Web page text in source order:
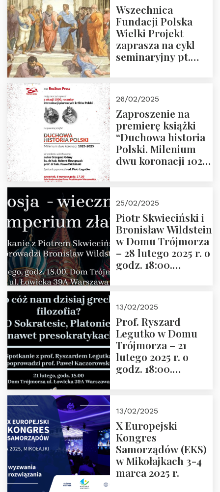
Wszechnica
Fundacji Polska
Wielki Projekt
zaprasza na cykl
seminaryjny pt.
26/02/2025
Zaproszenie na
premierę książki
“Duchowa historia
Polski. Milenium
dwu koronacji 1025-
2025 r. godz. 17:30,
DAW ul. Miodowa
17/19
25/02/2025
Piotr Skwieciński i
Bronisław Wildstein
w Domu Trójmorza
– 28 lutego 2025 r. o
godz. 18:00.
13/02/2025
Prof. Ryszard
Legutko w Domu
Trójmorza – 21
lutego 2025 r. o
godz. 18:00.
Zapraszamy
13/02/2025
X Europejski
Kongres
Samorządów (EKS)
w Mikołajkach 3-4
marca 2025 r.